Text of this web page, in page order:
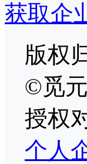
获取企
版权
©觅
授权
个人